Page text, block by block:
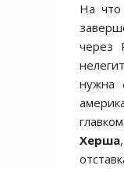
На что
через
нужна
Херша